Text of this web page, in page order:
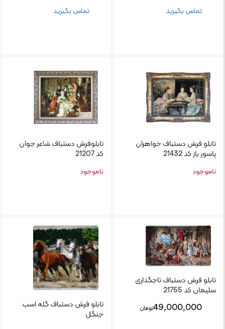
تماس بگیرید تماس بگیرید
تابلو‌ فرش دستباف خواهران
پاسور باز کد 21432
ناموجود
تابلو‌فرش دستباف شاعر جوان
کد 21207
ناموجود
تابلو‌ فرش دستباف تاجگذاری
سلیمان کد 21755
49,000,000تومان
تابلو‌ فرش دستباف گله اسب
جنگل